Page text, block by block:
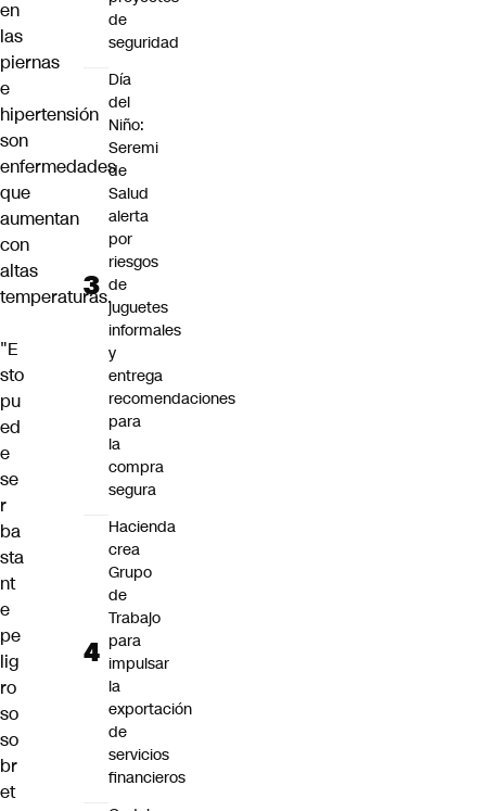
en
las
piernas
e
hipertensión
son
enfermedades
que
aumentan
con
altas
temperaturas.
"E
sto
pu
ed
e
se
r
ba
sta
nt
e
pe
lig
ro
so
so
br
et
de
seguridad
Día
del
Niño:
Seremi
de
Salud
alerta
por
riesgos
de
juguetes
informales
y
entrega
recomendaciones
para
la
compra
segura
Hacienda
crea
Grupo
de
Trabajo
para
impulsar
la
exportación
de
servicios
financieros